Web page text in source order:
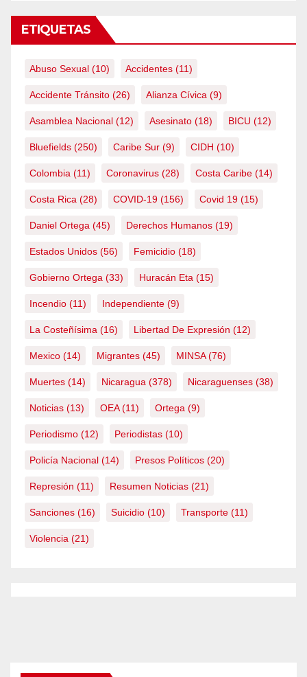
ETIQUETAS
Abuso Sexual (10) Accidentes (11)
Accidente Tránsito (26) Alianza Cívica (9)
Asamblea Nacional (12) Asesinato (18) BICU (12)
Bluefields (250) Caribe Sur (9) CIDH (10)
Colombia (11) Coronavirus (28) Costa Caribe (14)
Costa Rica (28) COVID-19 (156) Covid 19 (15)
Daniel Ortega (45) Derechos Humanos (19)
Estados Unidos (56) Femicidio (18)
Gobierno Ortega (33) Huracán Eta (15)
Incendio (11) Independiente (9)
La Costeñísima (16) Libertad De Expresión (12)
Mexico (14) Migrantes (45) MINSA(76)
Muertes (14) Nicaragua (378) Nicaraguenses (38)
Noticias (13) OEA(11) Ortega (9)
Periodismo (12) Periodistas (10)
Policía Nacional (14) Presos Políticos (20)
Represión (11) Resumen Noticias (21)
Sanciones (16) Suicidio (10) Transporte (11)
Violencia (21)